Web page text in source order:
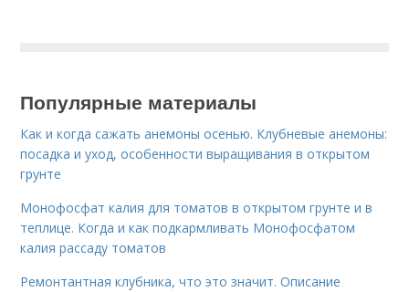
Популярные материалы
Как и когда сажать анемоны осенью. Клубневые анемоны:
посадка и уход, особенности выращивания в открытом
грунте
Монофосфат калия для томатов в открытом грунте и в
теплице. Когда и как подкармливать Монофосфатом
калия рассаду томатов
Ремонтантная клубника, что это значит. Описание